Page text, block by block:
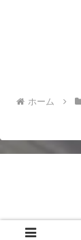
ホーム